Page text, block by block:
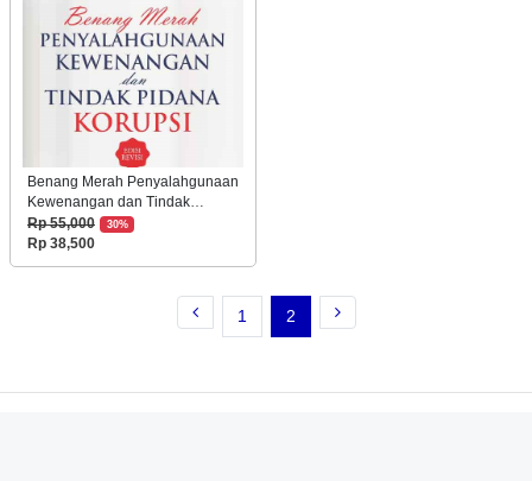
Benang Merah Penyalahgunaan
Kewenangan dan Tindak
Pidana Korupsi (Edisi Revisi)
Rp 55,000 30%
Rp 38,500
1 2